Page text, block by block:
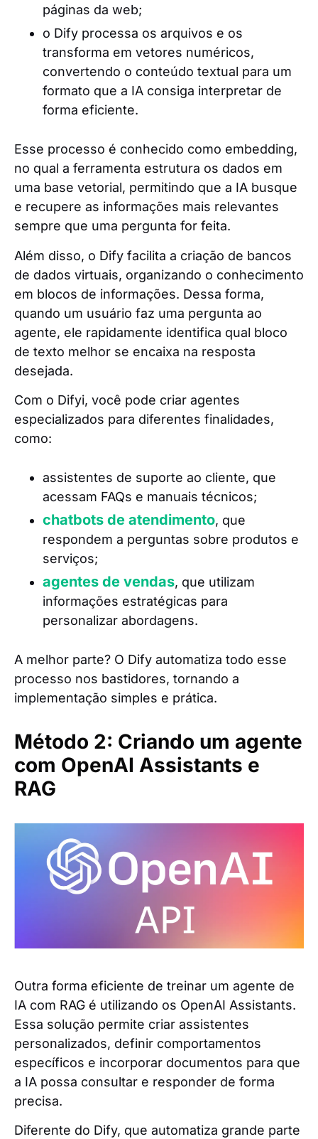
páginas da web;
o Dify processa os arquivos e os
transforma em vetores numéricos,
convertendo o conteúdo textual para um
formato que a IA consiga interpretar de
forma eficiente.
Esse processo é conhecido como embedding,
no qual a ferramenta estrutura os dados em
uma base vetorial, permitindo que a IA busque
e recupere as informações mais relevantes
sempre que uma pergunta for feita.
Além disso, o Dify facilita a criação de bancos
de dados virtuais, organizando o conhecimento
em blocos de informações. Dessa forma,
quando um usuário faz uma pergunta ao
agente, ele rapidamente identifica qual bloco
de texto melhor se encaixa na resposta
desejada.
Com o Difyi, você pode criar agentes
especializados para diferentes finalidades,
como:
assistentes de suporte ao cliente, que
acessam FAQs e manuais técnicos;
chatbots de atendimento, que
respondem a perguntas sobre produtos e
serviços;
agentes de vendas, que utilizam
informações estratégicas para
personalizar abordagens.
A melhor parte? O Dify automatiza todo esse
processo nos bastidores, tornando a
implementação simples e prática.
Método 2: Criando um agente
com OpenAI Assistants e
RAG
Outra forma eficiente de treinar um agente de
IA com RAG é utilizando os OpenAI Assistants.
Essa solução permite criar assistentes
personalizados, definir comportamentos
específicos e incorporar documentos para que
a IA possa consultar e responder de forma
precisa.
Diferente do Dify, que automatiza grande parte